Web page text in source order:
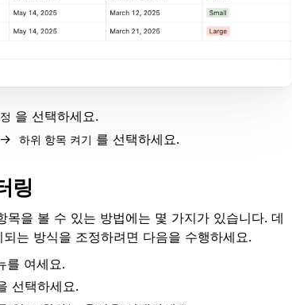
을 선택하세요.
→ 하위 항목 켜기 를 선택하세요.
링
목을 볼 수 있는 방법에는 몇 가지가 있습니다. 데
는 방식을 조정하려면 다음을 수행하세요.
를 여세요.
선택하세요.